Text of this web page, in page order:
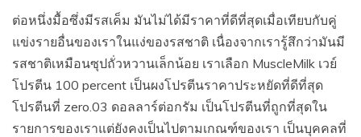
ต่อหนึ่งมื้อซึ่งมีรสเค็ม มันไม่ได้มีราคาที่ดีที่สุดเมื่อเทียบกับคู่
แข่งรายอื่นของเราในแง่ของรสชาติ เนื่องจากเรารู้สึกว่ามันมี
รสชาติเหมือนซุปถั่วหวานเล็กน้อย เราเลือก MuscleMilk เวย์
โปรตีน 100 percent เป็นผงโปรตีนราคาประหยัดที่ดีที่สุด
โปรตีนที่ zero.03 ดอลลาร์ต่อกรัม เป็นโปรตีนที่ถูกที่สุดใน
รายการของเราแต่ยังคงเป็นไปตามเกณฑ์ของเรา เป็นบุคคลที่